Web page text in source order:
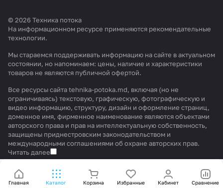
Главная Каталог Корзина Избранные Кабинет Сравнение
© 2026 Техника потока
На информационном ресурсе применяются рекомендательные
технологии.
Мы стараемся поддерживать информацию на сайте в актуальном
состоянии, но напоминаем: цены, наличие и характеристики
товаров не являются публичной офертой.
Все ресурсы сайта tehnika-potoka.md, включая (но не
ограничиваясь) текстовую, графическую, фотографическую и
видео информацию, структуру, дизайн и оформление страниц,
доменное имя, фирменное наименование являются объектами
авторского права и прав на интеллектуальную собственность,
защищены приднестровским законодательством и
международными соглашениями об охране авторских прав.
Читать далее